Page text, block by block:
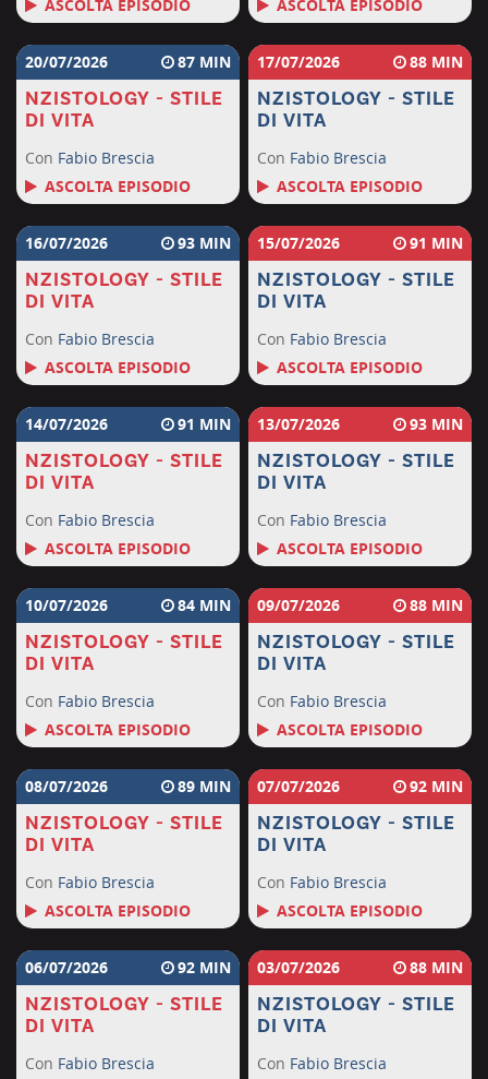
ASCOLTA EPISODIO
ASCOLTA EPISODIO
20/07/2026 87
NZISTOLOGY - STILE
DI VITA
Con Fabio Brescia
ASCOLTA EPISODIO
17/07/2026 88
NZISTOLOGY - STILE
DI VITA
Con Fabio Brescia
ASCOLTA EPISODIO
16/07/2026 93
NZISTOLOGY - STILE
DI VITA
Con Fabio Brescia
ASCOLTA EPISODIO
15/07/2026 91
NZISTOLOGY - STILE
DI VITA
Con Fabio Brescia
ASCOLTA EPISODIO
14/07/2026 91
NZISTOLOGY - STILE
DI VITA
Con Fabio Brescia
ASCOLTA EPISODIO
13/07/2026 93
NZISTOLOGY - STILE
DI VITA
Con Fabio Brescia
ASCOLTA EPISODIO
10/07/2026 84
NZISTOLOGY - STILE
DI VITA
Con Fabio Brescia
ASCOLTA EPISODIO
09/07/2026 88
NZISTOLOGY - STILE
DI VITA
Con Fabio Brescia
ASCOLTA EPISODIO
08/07/2026 89
NZISTOLOGY - STILE
DI VITA
Con Fabio Brescia
ASCOLTA EPISODIO
07/07/2026 92
NZISTOLOGY - STILE
DI VITA
Con Fabio Brescia
ASCOLTA EPISODIO
06/07/2026 92
NZISTOLOGY - STILE
DI VITA
Con Fabio Brescia
03/07/2026 88
NZISTOLOGY - STILE
DI VITA
Con Fabio Brescia